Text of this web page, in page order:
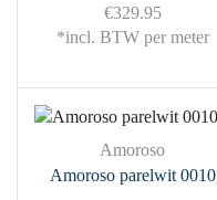
€329.95
*incl. BTW per meter
Amoroso
Amoroso parelwit 0010